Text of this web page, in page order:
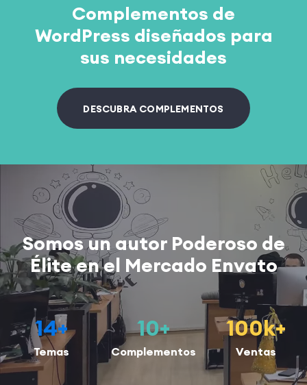
Complementos de
WordPress diseñados para
sus necesidades
DESCUBRA COMPLEMENTOS
Somos un autor Poderoso de
Élite en el Mercado Envato
14+
Temas
10+
Complementos
100k+
Ventas